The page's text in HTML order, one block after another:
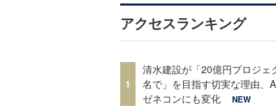
アクセスランキング
1
清水建設が「20億円プロジェ
名で」を目指す切実な理由、
ゼネコンにも変化
NEW